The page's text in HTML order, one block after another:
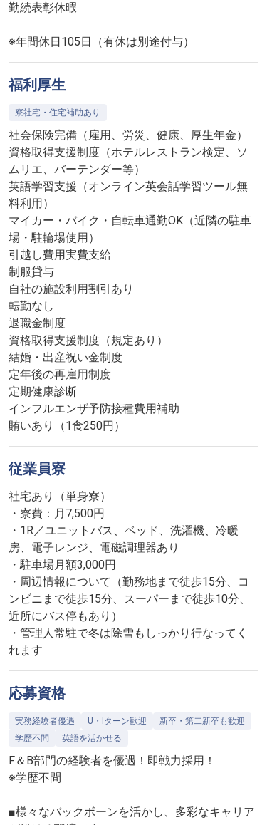
勤続表彰休暇
※年間休日105日（有休は別途付与）
福利厚生
寮社宅・住宅補助あり
社会保険完備（雇用、労災、健康、厚生年金）
資格取得支援制度（ホテルレストラン検定、ソ
ムリエ、バーテンダー等）
英語学習支援（オンライン英会話学習ツール無
料利用）
マイカー・バイク・自転車通勤OK（近隣の駐車
場・駐輪場使用）
引越し費用実費支給
制服貸与
自社の施設利用割引あり
転勤なし
退職金制度
資格取得支援制度（規定あり）
結婚・出産祝い金制度
定年後の再雇用制度
定期健康診断
インフルエンザ予防接種費用補助
賄いあり（1食250円）
従業員寮
社宅あり（単身寮）
・寮費：月7,500円
・1R／ユニットバス、ベッド、洗濯機、冷暖
房、電子レンジ、電磁調理器あり
・駐車場月額3,000円
・周辺情報について（勤務地まで徒歩15分、コ
ンビニまで徒歩15分、スーパーまで徒歩10分、
近所にバス停もあり）
・管理人常駐で冬は除雪もしっかり行なってく
れます
応募資格
実務経験者優遇 U・Iターン歓迎
新卒・第二新卒も歓迎
学歴不問
英語を活かせる
F＆B部門の経験者を優遇！即戦力採用！
※学歴不問
■様々なバックボーンを活かし、多彩なキャリア